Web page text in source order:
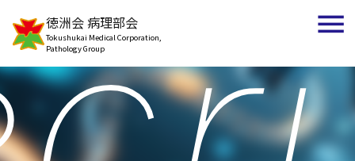
徳洲会 病理部会
Tokushukai Medical Corporation,
Pathology Group